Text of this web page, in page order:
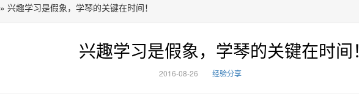
» 兴趣学习是假象，学琴的关键在时间！
兴趣学习是假象，学琴的关键在时间！
2016-08-26 经验分享